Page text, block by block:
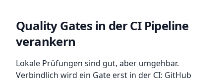
Quality Gates in der CI Pipeline
verankern
Lokale Prüfungen sind gut, aber umgehbar.
Verbindlich wird ein Gate erst in der CI: GitHub